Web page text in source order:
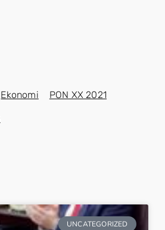
Ekonomi PON XX 2021
UNCATEGORIZED